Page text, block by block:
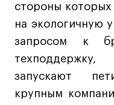
Fashion Summer
Проект с Microsoft
Подобрать
стороны
на экологичную
запросом к
запускают
крупным